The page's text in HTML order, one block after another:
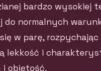
bardzo wysokiej
do normalnych
w parę,
lekkość i
i objętość.